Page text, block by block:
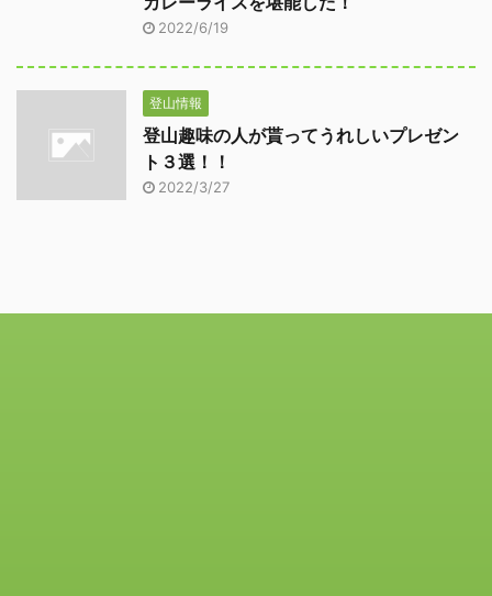
2022/6/19
登山情報
登山趣味の人が貰ってうれしいプレゼン
ト３選！！
2022/3/27